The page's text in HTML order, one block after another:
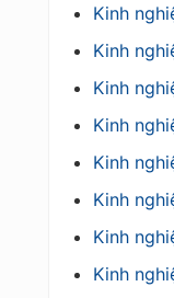
Kinh
Kinh
Kinh
Kinh
Kinh
Kinh
Kinh
Kinh